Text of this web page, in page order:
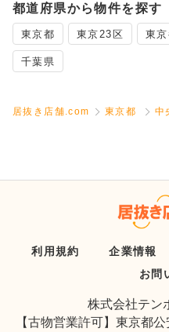
都道府県から物件を探す
東京都 東京23区 東
千葉県
居抜き店舗.com 東京都 中
利用規約 企業情報
お問
株式会社テン
【古物営業許可】東京都